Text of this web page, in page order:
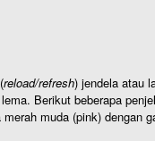
reload/refresh) jendela atau
Berikut beberapa
muda (pink)